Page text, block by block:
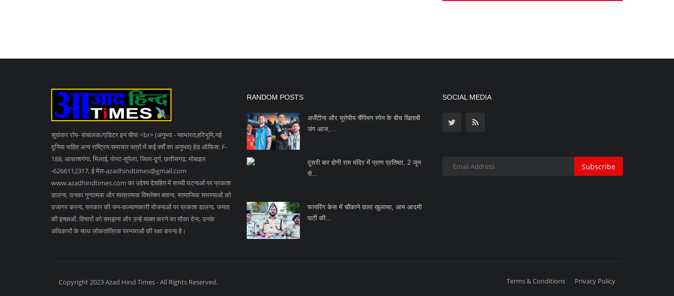
सुवांकर रॉय- संचालक/एडिटर इन चीफ <br> (अनुभव - नवभारत,हरिभूमि,नई
दुनिया सहित अन्य राष्ट्रिय समाचार पत्रों में कई वर्षों का अनुभव) हेड ऑफिस: F-
188, आकाशगंगा, भिलाई, पोस्ट-सुपेला, जिला-दुर्ग, छत्तीसगढ़, मोबाइल
-6266112317, ई मेल-azadhindtimes@gmail.com
www.azadhindtimes.com का उद्देश्य देशहित में सच्ची घटनाओं पर प्रकाश
डालना, उनका गुणात्मक और मात्रात्मक विश्लेषण बताना, सामाजिक समस्याओं को
उजागर करना, सरकार की जन-कल्याणकारी योजनाओं पर प्रकाश डालना, जनता
की इच्छाओं, विचारों को समझना और उन्हें व्यक्त करने का मौका देना, उनके
अधिकारों के साथ लोकतांत्रिक परम्पराओं की रक्षा करना है।
RANDOM POSTS
अर्जेंटीना और यूरोपीय चैंपियन स्पेन के बीच खिताबी
जंग आज,...
दूसरी बार होगी राम मंदिर में प्राण प्रतिष्ठा, 2 जून
से...
फायरिंग केस में चौंकाने वाला खुलासा, आम आदमी
पार्टी की...
SOCIAL MEDIA
Subscribe
Copyright 2023 Azad Hind Times - All Rights Reserved. Terms & Conditions Privacy Policy